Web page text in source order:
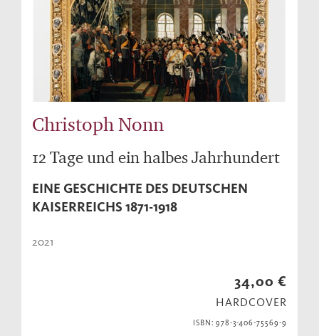
Christoph Nonn
12 Tage und ein halbes Jahrhundert
EINE GESCHICHTE DES DEUTSCHEN
KAISERREICHS 1871-1918
2021
34,00 €
HARDCOVER
ISBN: 978-3-406-75569-9